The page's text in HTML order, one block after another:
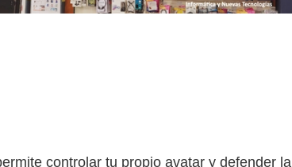
controlar tu propio avatar y defender la